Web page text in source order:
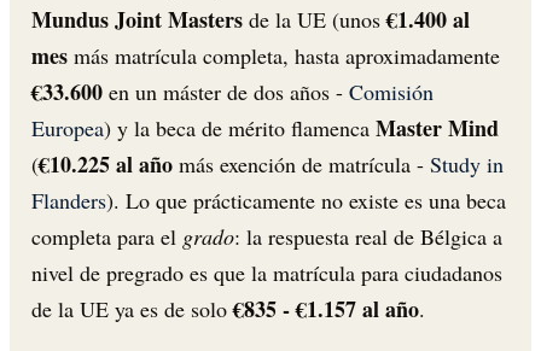
Mundus Joint Masters de la UE (unos€1.400 al
mes más matrícula completa, hasta aproximadamente
€33.600 en un máster de dos años - Comisión
Europea) y la beca de mérito flamenca Master Mind
(€10.225 al año más exención de matrícula - Study in
Flanders). Lo que prácticamente no existe es una beca
completa para el grado: la respuesta real de Bélgica a
nivel de pregrado es que la matrícula para ciudadanos
de la UE ya es de solo€835 - €1.157 al año.